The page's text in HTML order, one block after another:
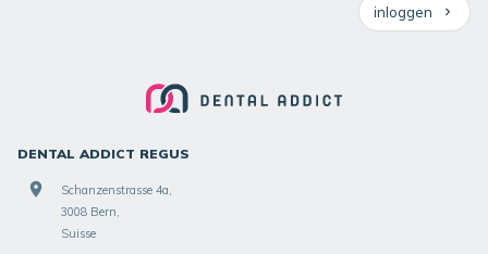
inloggen
DENTAL ADDICT REGUS
Schanzenstrasse 4a,
3008 Bern,
Suisse